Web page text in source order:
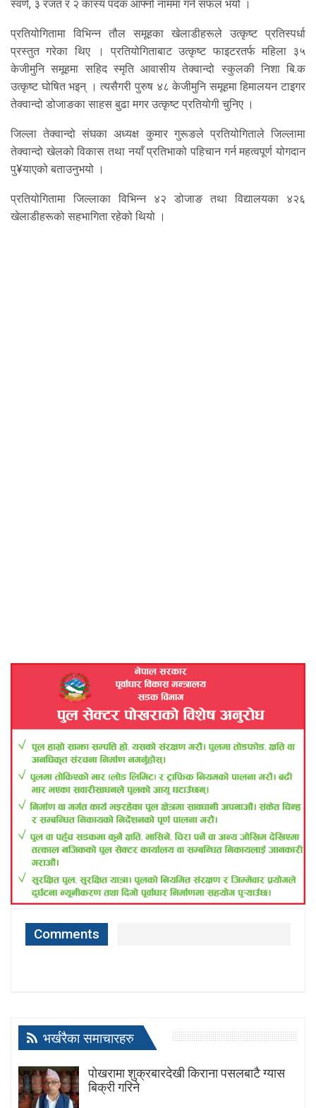
स्वर्ण, ३ रजत र २ कांस्य पदक आफ्नो नाममा गर्न सफल भयो ।
प्रतियोगितामा विभिन्न तौल समूहका खेलाडीहरूले उत्कृष्ट प्रतिस्पर्धा
प्रस्तुत गरेका थिए । प्रतियोगिताबाट उत्कृष्ट फाइटरतर्फ महिला ३५
केजीमुनि समूहमा सहिद स्मृति आवासीय तेक्वान्दो स्कुलकी निशा बि.क
उत्कृष्ट घोषित भइन् । त्यसैगरी पुरुष ४८ केजीमुनि समूहमा हिमालयन टाइगर
तेक्वान्दो डोजाङका साहस बुढा मगर उत्कृष्ट प्रतियोगी चुनिए ।
जिल्ला तेक्वान्दो संघका अध्यक्ष कुमार गुरूङले प्रतियोगिताले जिल्लामा
तेक्वान्दो खेलको विकास तथा नयाँ प्रतिभाको पहिचान गर्न महत्वपूर्ण योगदान
पु¥याएको बताउनुभयो ।
प्रतियोगितामा जिल्लाका विभिन्न ४२ डोजाङ तथा विद्यालयका ४२६
खेलाडीहरूको सहभागिता रहेको थियो ।
Comments
भर्खरैका समाचारहरु
पोखरामा शुक्रबारदेखी किराना पसलबाटै ग्यास
बिक्री गरिने